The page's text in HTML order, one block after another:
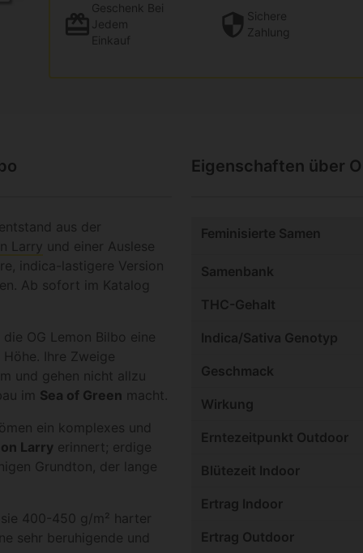
Geschenk Bei
Jedem
Einkauf
Sichere
Zahlung
entstand aus der
Larry und einer Auslese
indica-lastigere Version
Ab sofort im Katalog
OG Lemon Bilbo eine
Ihre Zweige
und gehen nicht allzu
im Sea of Green macht.
ein komplexes und
Larry erinnert; erdige
Grundton, der lange
400-450 g/m² harter
sehr beruhigende und
Eigenschaften über
Feminisierte Samen
Samenbank
THC-Gehalt
Indica/Sativa Genotyp
Geschmack
Wirkung
Erntezeitpunkt Outdoor
Blütezeit Indoor
Ertrag Indoor
Ertrag Outdoor